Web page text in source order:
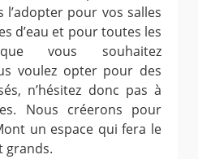
l’adopter pour vos salles
d’eau et pour toutes les
vous souhaitez
voulez opter pour des
n’hésitez donc pas à
Nous créerons pour
un espace qui fera le
grands.